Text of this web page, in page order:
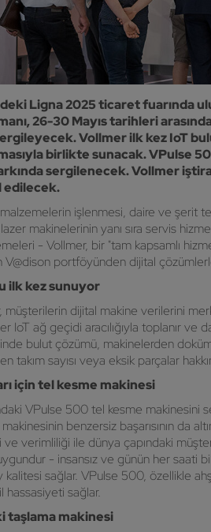
Ligna 2025 ticaret fuarında
26-30 Mayıs tarihleri
Vollmer ilk kez IoT
birlikte sunacak. VPulse
sergilenecek. Vollmer
edilecek.
işlenmesi, daire ve şerit
lazer makinelerinin yanı sıra servis
- Vollmer, bir "tam kapsamlı
V@dison portföyünden dijital
ilk kez sunuyor
dijital makine verilerini
IoT ağ geçidi aracılığıyla toplanır
bulut çözümü, makinelerden
takım sayısı veya eksik parçalar
için tel kesme makinesi
VPulse 500 tel kesme makinesini
benzersiz başarısının da
verimliliği ile dünya çapındaki
- insansız ve günün her saati
sağlar. VPulse 500, özellikle
sağlar.
taşlama makinesi